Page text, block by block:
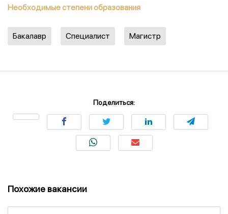
Необходимые степени образования
Бакалавр Специалист Магистр
Поделиться:
Похожие вакансии